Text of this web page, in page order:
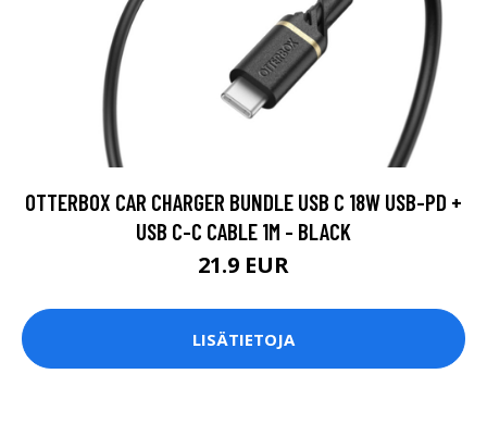
OTTERBOX CAR CHARGER BUNDLE USB C 18W USB-PD +
USB C-C CABLE 1M - BLACK
21.9 EUR
LISÄTIETOJA